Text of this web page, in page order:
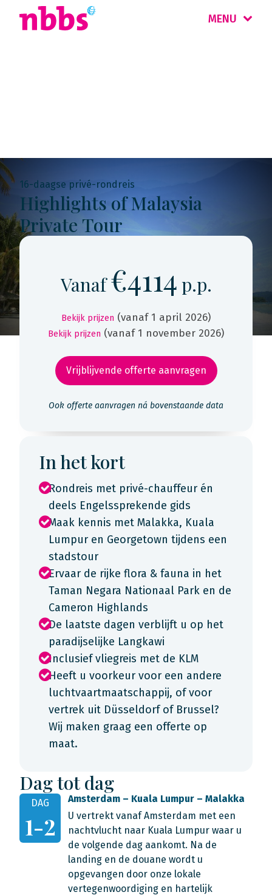
MENU
16-daagse privé-rondreis
Highlights of Malaysia
Private Tour
Vanaf€4114 p.p.
Bekijk prijzen (vanaf 1 april 2026)
Bekijk prijzen (vanaf 1 november 2026)
Vrijblijvende offerte aanvragen
Ook offerte aanvragen ná bovenstaande data
In het kort
Rondreis met privé-chauffeur én
deels Engelssprekende gids
Maak kennis met Malakka, Kuala
Lumpur en Georgetown tijdens een
stadstour
Ervaar de rijke flora & fauna in het
Taman Negara Nationaal Park en de
Cameron Highlands
De laatste dagen verblijft u op het
paradijselijke Langkawi
Inclusief vliegreis met de KLM
Heeft u voorkeur voor een andere
luchtvaartmaatschappij, of voor
vertrek uit Düsseldorf of Brussel?
Wij maken graag een offerte op
maat.
Dag tot dag
DAG
1-2
Amsterdam – Kuala Lumpur – Malakka
U vertrekt vanaf Amsterdam met een
nachtvlucht naar Kuala Lumpur waar u
de volgende dag aankomt. Na de
landing en de douane wordt u
opgevangen door onze lokale
vertegenwoordiging en hartelijk